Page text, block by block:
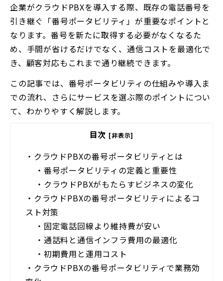
企業がクラウドPBXを導入する際、既存の電話番号を
引き継ぐ「番号ポータビリティ」が重要なポイントと
なります。番号を新たに取得する必要がなくなるた
め、手間が省けるだけでなく、通信コストを最適化で
き、顧客対応もこれまで通り継続できます。
この記事では、番号ポータビリティの仕組みや導入ま
での流れ、さらにサービスを選ぶ際のポイントについ
て、わかりやすく解説します。
目次 [非表示]
・ クラウドPBXの番号ポータビリティとは
・ 番号ポータビリティの定義と重要性
・ クラウドPBXがもたらすビジネスの変化
・ クラウドPBXの番号ポータビリティによるコ
スト対策
・ 固定電話回線より維持費が安い
・ 通話料と通信インフラ費用の最適化
・ 初期費用と運用コスト
・ クラウドPBXの番号ポータビリティで業務効